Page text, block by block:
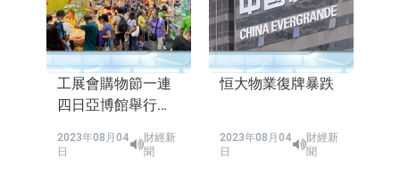
工展會購物節一連
四日亞博館舉行
2023年08月04
日
財經新
聞
恒大物業復牌暴跌
2023年08月04
日
財經新
聞